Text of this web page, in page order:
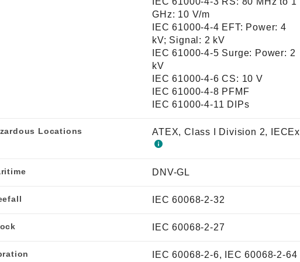
GHz: 10 V/m
IEC 61000-4-4 EFT: Power: 4
kV; Signal: 2 kV
IEC 61000-4-5 Surge: Power: 2
kV
IEC 61000-4-6 CS: 10 V
IEC 61000-4-8 PFMF
IEC 61000-4-11 DIPs
Locations ATEX, Class I Division 2, IECEx
DNV-GL
IEC 60068-2-32
IEC 60068-2-27
IEC 60068-2-6, IEC 60068-2-64